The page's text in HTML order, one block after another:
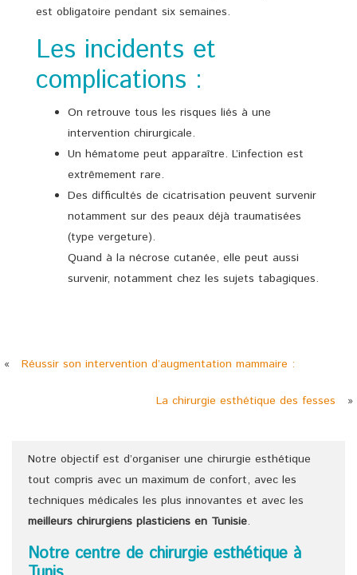
est obligatoire pendant six semaines.
Les incidents et
complications :
On retrouve tous les risques liés à une
intervention chirurgicale.
Un hématome peut apparaître. L’infection est
extrêmement rare.
Des difficultés de cicatrisation peuvent survenir
notamment sur des peaux déjà traumatisées
(type vergeture).
Quand à la nécrose cutanée, elle peut aussi
survenir, notamment chez les sujets tabagiques.
« Réussir son intervention d’augmentation mammaire :
La chirurgie esthétique des fesses »
Notre objectif est d’organiser une chirurgie esthétique
tout compris avec un maximum de confort, avec les
techniques médicales les plus innovantes et avec les
meilleurs chirurgiens plasticiens en Tunisie.
Notre centre de chirurgie esthétique à